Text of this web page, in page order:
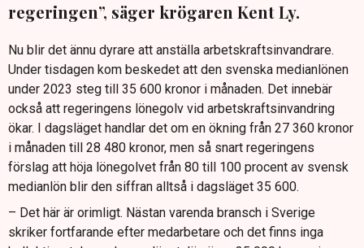
regeringen”, säger krögaren Kent Ly.
Nu blir det ännu dyrare att anställa arbetskraftsinvandrare.
Under tisdagen kom beskedet att den svenska medianlönen
under 2023 steg till 35 600 kronor i månaden. Det innebär
också att regeringens lönegolv vid arbetskraftsinvandring
ökar. I dagsläget handlar det om en ökning från 27 360 kronor
i månaden till 28 480 kronor, men så snart regeringens
förslag att höja lönegolvet från 80 till 100 procent av svensk
medianlön blir den siffran alltså i dagsläget 35 600.
– Det här är orimligt. Nästan varenda bransch i Sverige
skriker fortfarande efter medarbetare och det finns inga